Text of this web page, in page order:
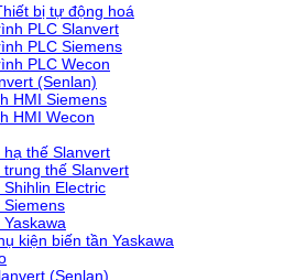
bị tự động hoá
PLC Slanvert
PLC Siemens
PLC Wecon
(Senlan)
HMI Siemens
HMI Wecon
hạ thế Slanvert
trung thế Slanvert
Shihlin Electric
Siemens
kiện biến tần Yaskawa
(Senlan)